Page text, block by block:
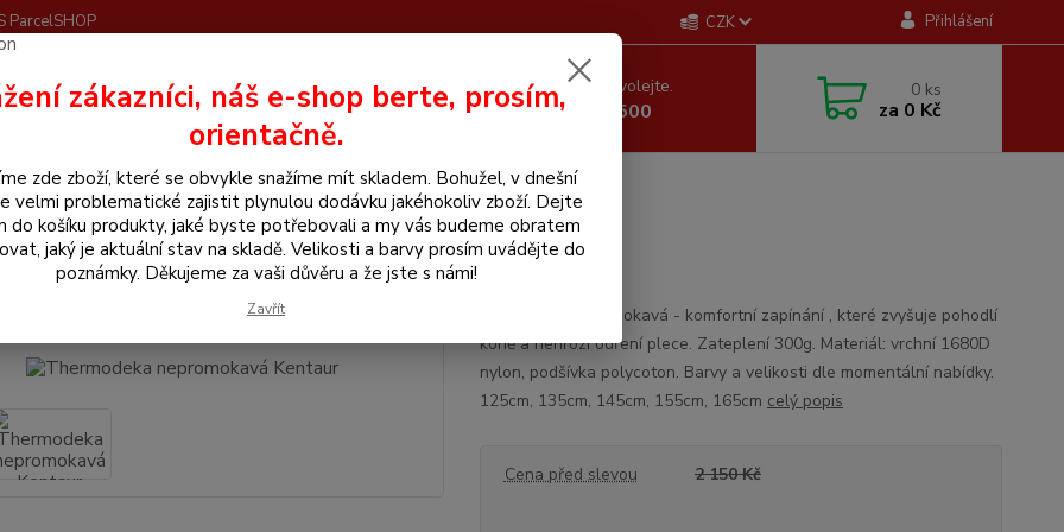
ParcelSHOP CZK Přihlášení
Hledat Nevíte si rady? Zavolejte.
+420 605 255 500
0 ks
za 0 Kč
pro koně Deky Nepromokavé deky Thermodeka nepromokavá Kentaur
nepromokavá Kentaur
Deka zimní nepromokavá - komfortní zapínání , které zvyšuje pohodlí
koně a nehrozí odření plece. Zateplení 300g. Materiál: vrchní 1680D
nylon, podšívka polycoton. Barvy a velikosti dle momentální nabídky.
125cm, 135cm, 145cm, 155cm, 165cm celý popis
Cena před slevou 2 150 Kč
zákazníci, náš e-shop berte, prosím,
orientačně.
zde zboží, které se obvykle snažíme mít skladem. Bohužel, v dnešní
velmi problematické zajistit plynulou dodávku jakéhokoliv zboží. Dejte
do košíku produkty, jaké byste potřebovali a my vás budeme obratem
jaký je aktuální stav na skladě. Velikosti a barvy prosím uvádějte do
poznámky. Děkujeme za vaši důvěru a že jste s námi!
Zavřít